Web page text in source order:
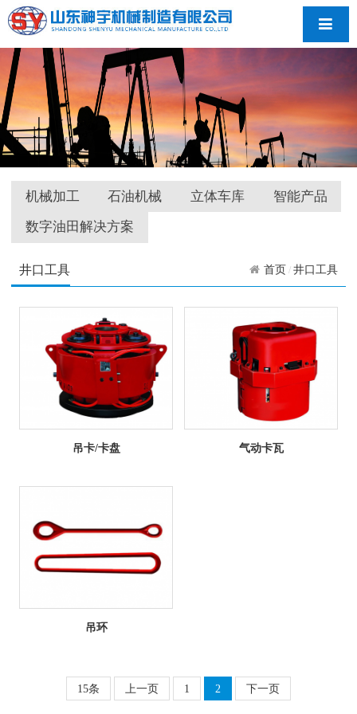
导航
机械加工 石油机械 立体车库 智能产品
数字油田解决方案
井口工具 首页 井口工具
吊卡/卡盘 气动卡瓦
吊环
15条 上一页 1 2 下一页